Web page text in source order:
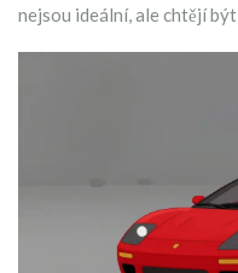
nejsou ideální, ale chtějí